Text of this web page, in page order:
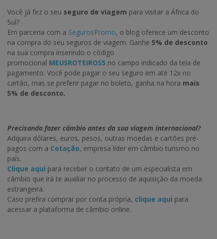
Você já fez o seu seguro de viagem para visitar a África do
Sul?
Em parceria com a SegurosPromo, o blog oferece um desconto
na compra do seu seguros de viagem. Ganhe 5% de desconto
na sua compra inserindo o código
promocional MEUSROTEIROS5 no campo indicado da tela de
pagamento. Você pode pagar o seu seguro em até 12x no
cartão, mas se preferir pagar no boleto, ganha na hora mais
5% de desconto.
Precisando fazer câmbio antes da sua viagem internacional?
Adquira dólares, euros, pesos, outras moedas e cartões pré-
pagos com a Cotação, empresa líder em câmbio turismo no
país.
Clique aqui para receber o contato de um especialista em
câmbio que irá te auxiliar no processo de aquisição da moeda
estrangeira.
Caso prefira comprar por conta própria, clique aqui para
acessar a plataforma de câmbio online.